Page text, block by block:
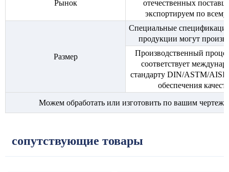
Рынок
отечественных
экспортируем по
Размер
Специальные
продукции могут
Производственный
соответствует
стандарту DIN/ASTM/AISI/
обеспечения
Можем обработать или изготовить по вашим
сопутствующие товары